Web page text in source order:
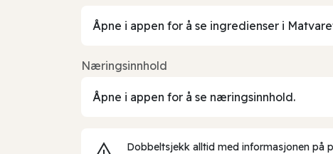
Åpne i appen for å se ingredienser i
Næringsinnhold
Åpne i appen for å se næringsinnhold.
Dobbeltsjekk alltid med informasjonen på